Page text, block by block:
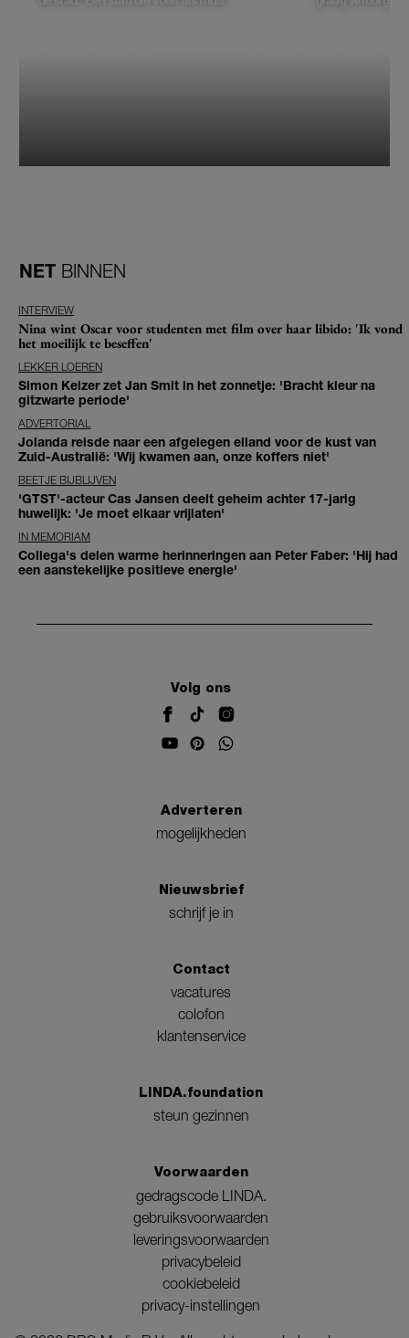
NET BINNEN
INTERVIEW
Nina wint Oscar voor studenten met film over haar libido: 'Ik vond
het moeilijk te beseffen'
LEKKER LOEREN
Simon Keizer zet Jan Smit in het zonnetje: 'Bracht kleur na
gitzwarte periode'
ADVERTORIAL
Jolanda reisde naar een afgelegen eiland voor de kust van
Zuid-Australië: 'Wij kwamen aan, onze koffers niet'
BEETJE BIJBLIJVEN
'GTST'-acteur Cas Jansen deelt geheim achter 17-jarig
huwelijk: 'Je moet elkaar vrijlaten'
IN MEMORIAM
Collega's delen warme herinneringen aan Peter Faber: 'Hij had
een aanstekelijke positieve energie'
Volg ons
Adverteren
mogelijkheden
Nieuwsbrief
schrijf je in
Contact
vacatures
colofon
klantenservice
LINDA.foundation
steun gezinnen
Voorwaarden
gedragscode LINDA.
gebruiksvoorwaarden
leveringsvoorwaarden
privacybeleid
cookiebeleid
privacy-instellingen